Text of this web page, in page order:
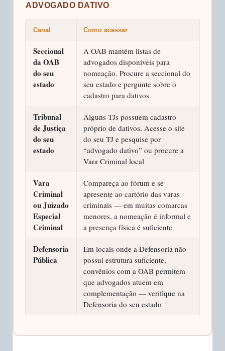
ADVOGADO DATIVO
Canal Como acessar
Seccional
da OAB
do seu
estado
A OAB mantém listas de
advogados disponíveis para
nomeação. Procure a seccional do
seu estado e pergunte sobre o
cadastro para dativos
Tribunal
de Justiça
do seu
estado
Alguns TJs possuem cadastro
próprio de dativos. Acesse o site
do seu TJ e pesquise por
“advogado dativo” ou procure a
Vara Criminal local
Vara
Criminal
ou Juizado
Especial
Criminal
Compareça ao fórum e se
apresente ao cartório das varas
criminais — em muitas comarcas
menores, a nomeação é informal e
a presença física é suficiente
Defensoria
Pública
Em locais onde a Defensoria não
possui estrutura suficiente,
convênios com a OAB permitem
que advogados atuem em
complementação — verifique na
Defensoria do seu estado